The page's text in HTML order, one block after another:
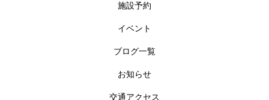
施設予約
イベント
ブログ一覧
お知らせ
交通アクセス